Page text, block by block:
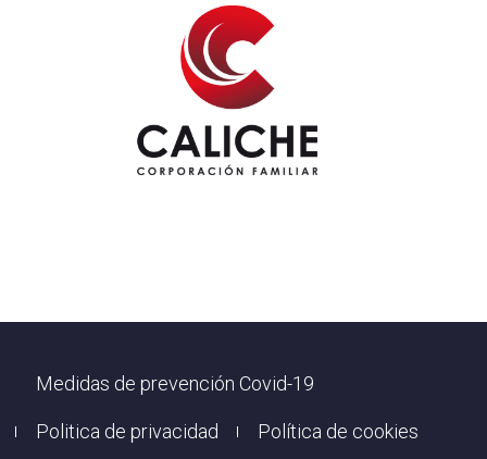
Footer
Medidas de prevención Covid-19
Politica de privacidad Política de cookies